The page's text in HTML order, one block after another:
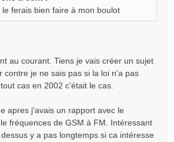
ferais bien faire à mon boulot
au courant. Tiens je vais créer un sujet
contre je ne sais pas si la loi n'a pas
cas en 2002 c'était le cas.
apres j'avais un rapport avec le
fréquences de GSM à FM. Intéressant
y a pas longtemps si ca intéresse